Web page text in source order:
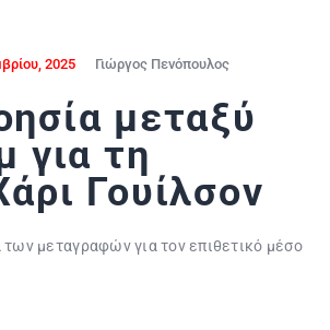
2025 Γιώργος Πενόπουλος
μεταξύ
για τη
Γουίλσον
μεταγραφών για τον επιθετικό μέσο